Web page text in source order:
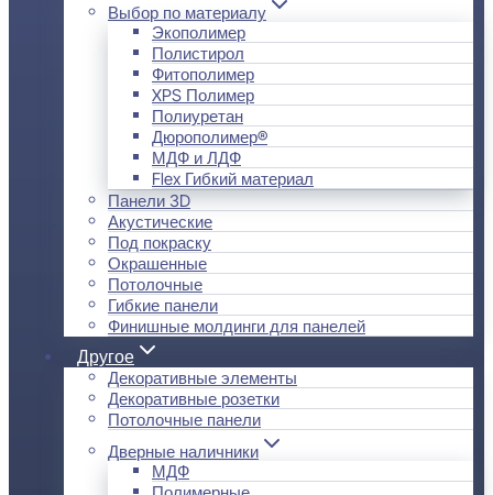
Выбор по материалу
Экополимер
Полистирол
Фитополимер
XPS Полимер
Полиуретан
Дюрополимер®
МДФ и ЛДФ
Flex Гибкий материал
Панели 3D
Акустические
Под покраску
Окрашенные
Потолочные
Гибкие панели
Финишные молдинги для панелей
Другое
Декоративные элементы
Декоративные розетки
Потолочные панели
Дверные наличники
МДФ